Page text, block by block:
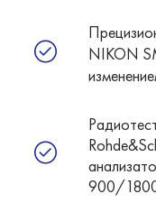
NIKON
900/